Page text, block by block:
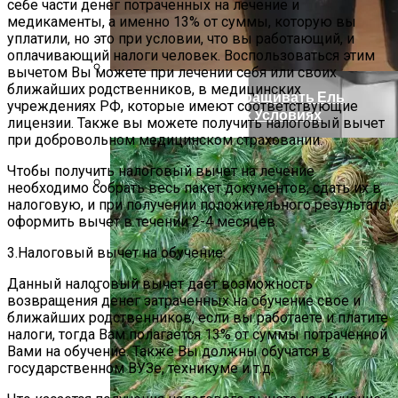
Складные Ворота
Как Чистить И Проводить Техническое
Обслуживание Мясорубки
Как Правильно Выращивать Ель
Конику В Домашних Условиях
себе части денег потраченных на лечение и
медикаменты, а именно 13% от суммы, которую вы
уплатили, но это при условии, что вы работающий, и
оплачивающий налоги человек. Воспользоваться этим
вычетом Вы можете при лечении себя или своих
ближайших родственников, в медицинских
учреждениях РФ, которые имеют соответствующие
лицензии. Также вы можете получить налоговый вычет
при добровольном медицинском страховании.
Чтобы получить налоговый вычет на лечение
необходимо собрать весь пакет документов, сдать их в
налоговую, и при получении положительного результата
оформить вычет в течении 2-4 месяцев.
3.Налоговый вычет на обучение.
Данный налоговый вычет дает возможность
возвращения денег затраченных на обучение свое и
ближайших родственников, если вы работаете и платите
налоги, тогда Вам полагается 13% от суммы потраченной
Вами на обучение. Также Вы должны обучатся в
государственном ВУЗе, техникуме и т.д.